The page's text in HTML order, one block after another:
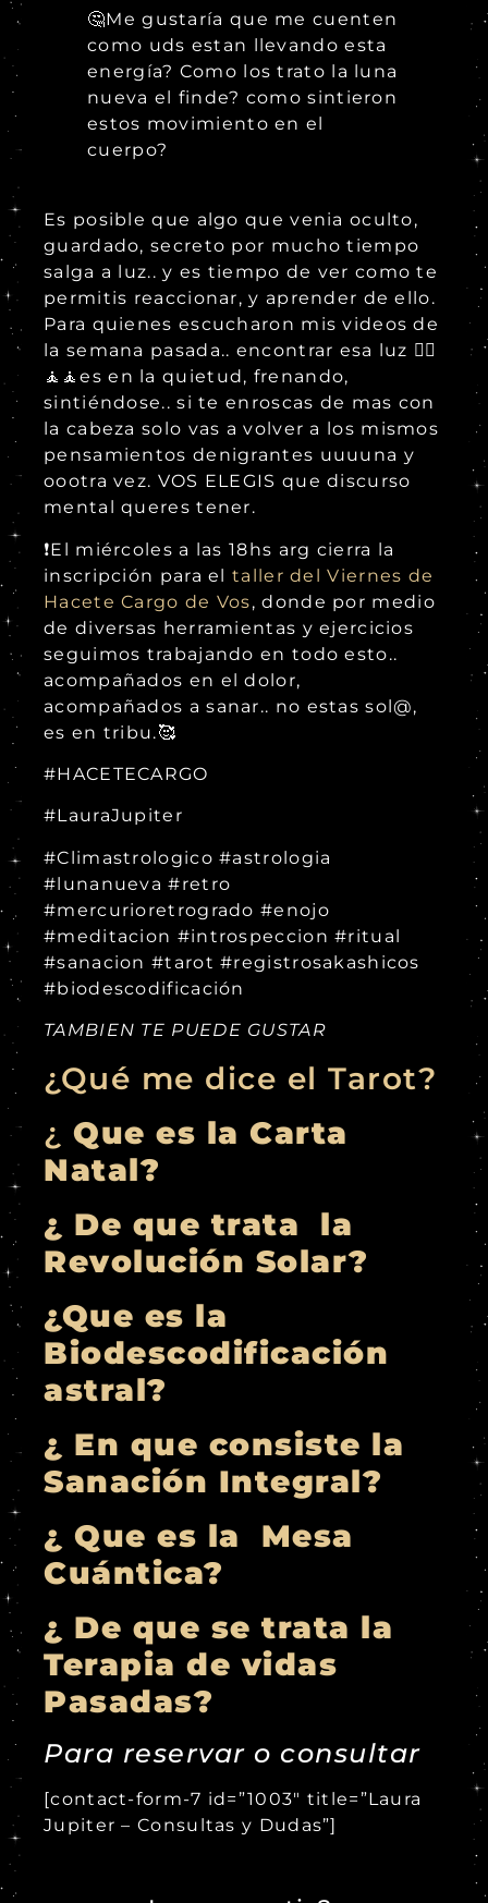
🤔Me gustaría que me cuenten
como uds estan llevando esta
energía? Como los trato la luna
nueva el finde? como sintieron
estos movimiento en el
cuerpo?
Es posible que algo que venia oculto,
guardado, secreto por mucho tiempo
salga a luz.. y es tiempo de ver como te
permitis reaccionar, y aprender de ello.
Para quienes escucharon mis videos de
la semana pasada.. encontrar esa luz 🧎‍♀️
🧘‍🧘es en la quietud, frenando,
sintiéndose.. si te enroscas de mas con
la cabeza solo vas a volver a los mismos
pensamientos denigrantes uuuuna y
oootra vez. VOS ELEGIS que discurso
mental queres tener.
❗️El miércoles a las 18hs arg cierra la
inscripción para eltaller del Viernes de
Hacete Cargo de Vos, donde por medio
de diversas herramientas y ejercicios
seguimos trabajando en todo esto..
acompañados en el dolor,
acompañados a sanar.. no estas sol@,
es en tribu.🥰
#HACETECARGO
#LauraJupiter
#Climastrologico #astrologia
#lunanueva #retro
#mercurioretrogrado #enojo
#meditacion #introspeccion #ritual
#sanacion #tarot #registrosakashicos
#biodescodificación
TAMBIEN TE PUEDE GUSTAR
¿Qué me dice el Tarot?
¿ Que es la Carta
Natal?
¿ De que trata la
Revolución Solar?
¿Que es la
Biodescodificación
astral?
¿ En que consiste la
Sanación Integral?
¿ Que es la Mesa
Cuántica?
¿ De que se trata la
Terapia de vidas
Pasadas?
Para reservar o consultar
[contact-form-7 id=”1003″ title=”Laura
Jupiter – Consultas y Dudas”]